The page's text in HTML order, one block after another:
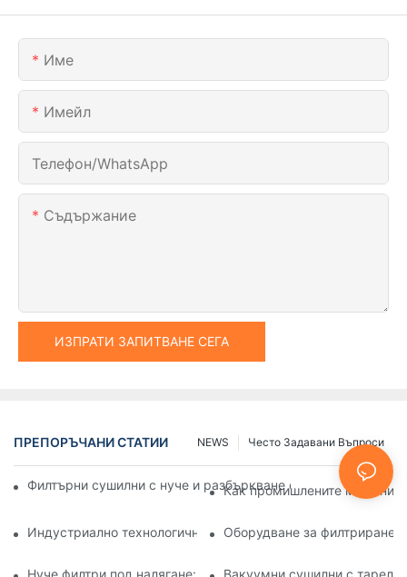
Име
Имейл
Телефон/WhatsApp
Съдържание
ИЗПРАТИ ЗАПИТВАНЕ СЕГА
ПРЕПОРЪЧАНИ СТАТИИ Често Задавани Въпроси
NEWS
Филтърни сушилни с нуче и разбъркване спрямо други
Как промишлените машини
Индустриално технологично оборудване: Иновации,
Оборудване за филтриране
Нуче филтри под налягане: Приложения в химическата и
Вакуумни сушилни с